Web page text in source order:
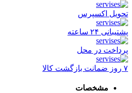
تحویل اکسپرس
پشتیبانی ۲۴ ساعته
پرداخت در محل
۷ روز ضمانت بازگشت کالا
مشخصات